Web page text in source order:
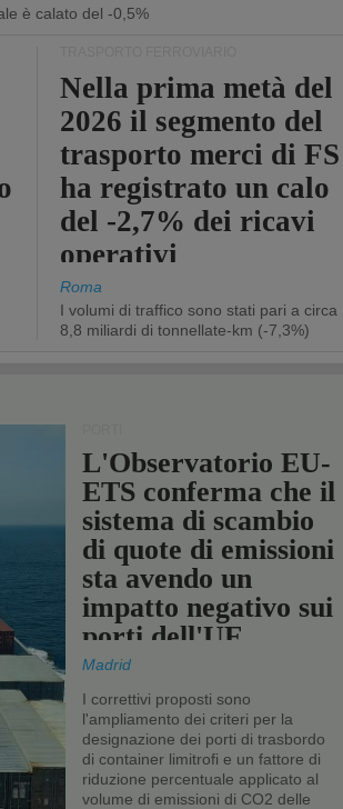
è calato del -0,5%
Nella prima metà del
2026 il segmento del
trasporto merci di FS
ha registrato un calo
del -2,7% dei ricavi
operativi
Roma
I volumi di traffico sono stati pari a circa
8,8 miliardi di tonnellate-km (-7,3%)
L'Observatorio EU-
ETS conferma che il
sistema di scambio
di quote di emissioni
sta avendo un
impatto negativo sui
porti dell'UE
Madrid
I correttivi proposti sono
l'ampliamento dei criteri per la
designazione dei porti di trasbordo
di container limitrofi e un fattore di
riduzione percentuale applicato al
volume di emissioni di CO2 delle